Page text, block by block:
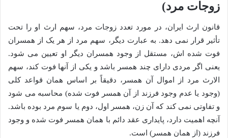
زوجات مرد)
قانون ارث ایران، در مورد تعدد زوجات مرد، سهم ارث او را تحت
تأثیر قرار نمی دهد. به عبارت دیگر، سهم مرد از هر یک از همسران
فوت شده اش، مستقل از وجود همسران دیگر او تعیین می شود.
یعنی اگر مردی دارای چند همسر باشد و یکی از آنها فوت کند، سهم
الارث مرد از اموال آن همسر، دقیقاً بر اساس همان قواعد کلی
(وجود یا عدم وجود فرزند از آن همسر فوت شده) محاسبه می شود
و تفاوتی نمی کند که آن زن، همسر اول، دوم یا سوم مرد بوده باشد.
آنچه اهمیت دارد، پایداری عقد دائم با همان همسر فوت شده و وجود
فرزند (از همان همسر) است.